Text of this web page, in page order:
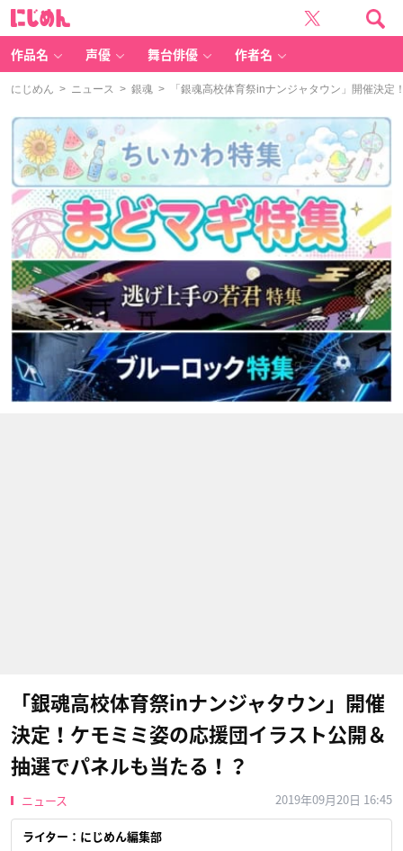
作品名 声優 舞台俳優 作者名
にじめん > ニュース > 銀魂 > 「銀魂高校体育祭inナンジャタウン」開催決定
「銀魂高校体育祭inナンジャタウン」開催
決定！ケモミミ姿の応援団イラスト公開＆
抽選でパネルも当たる！？
ニュース 2019年09月20日 16:45
ライター：にじめん編集部